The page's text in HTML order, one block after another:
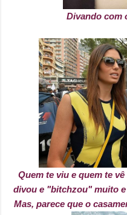
Divando com
Quem te viu e quem te
divou e "bitchzou" muito e
Mas, parece que o